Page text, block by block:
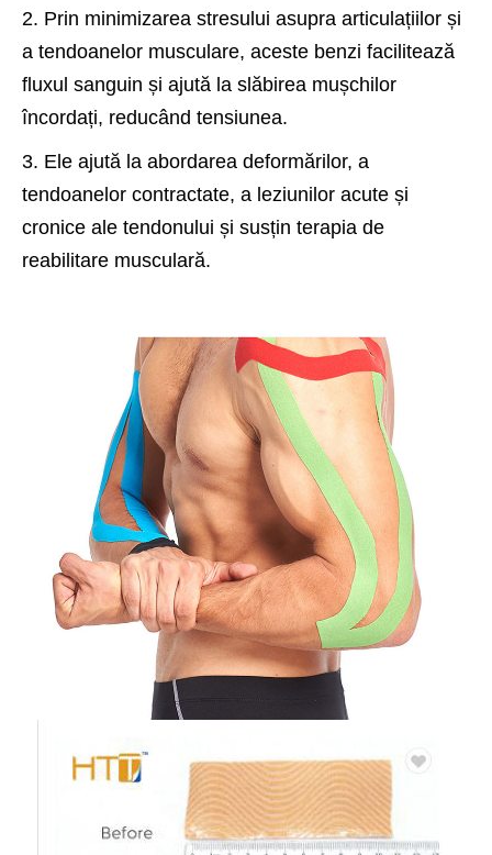
2. Prin minimizarea stresului asupra articulațiilor și
a tendoanelor musculare, aceste benzi facilitează
fluxul sanguin și ajută la slăbirea mușchilor
încordați, reducând tensiunea.
3. Ele ajută la abordarea deformărilor, a
tendoanelor contractate, a leziunilor acute și
cronice ale tendonului și susțin terapia de
reabilitare musculară.